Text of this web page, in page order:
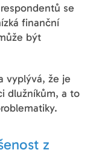
se
finanční
být
vyplývá, že je
dlužníkům, a to
z